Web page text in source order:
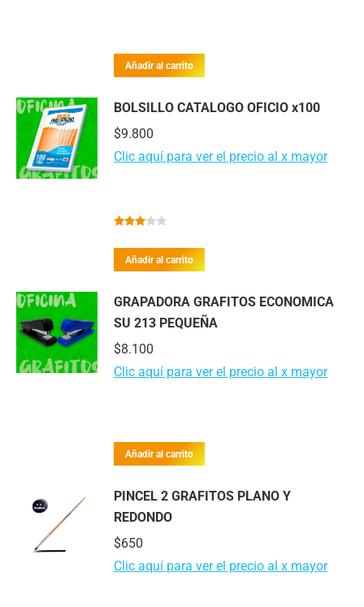
Añadir al carrito
BOLSILLO CATALOGO OFICIO x100
$9.800
Clic aquí para ver el precio al x mayor
con
2.82
de 5
Añadir al carrito
GRAPADORA GRAFITOS ECONOMICA
SU 213 PEQUEÑA
$8.100
Clic aquí para ver el precio al x mayor
Añadir al carrito
PINCEL 2 GRAFITOS PLANO Y
REDONDO
$650
Clic aquí para ver el precio al x mayor